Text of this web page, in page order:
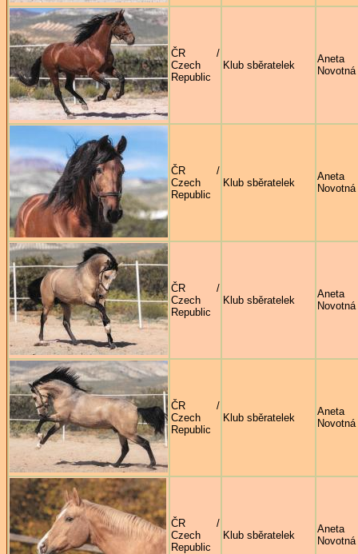
ČR /
Czech
Republic
Klub sběratelek
Aneta
Novotná
ČR /
Czech
Republic
Klub sběratelek
Aneta
Novotná
ČR /
Czech
Republic
Klub sběratelek
Aneta
Novotná
ČR /
Czech
Republic
Klub sběratelek
Aneta
Novotná
ČR /
Czech
Republic
Klub sběratelek
Aneta
Novotná